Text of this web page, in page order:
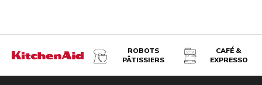
ROBOTS
PÂTISSIERS
CAFÉ &
EXPRESSO